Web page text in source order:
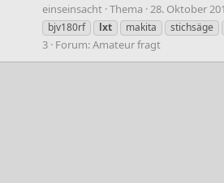
einseinsacht Thema 28. Oktober
bjv180rf
lxt makita stichsäge
3 Forum:Amateur fragt